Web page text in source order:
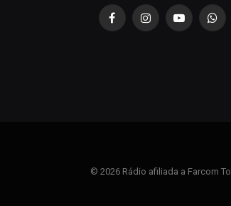
FacebookInstagramYouTube
© 2026 Rádio afiliada a Farcom